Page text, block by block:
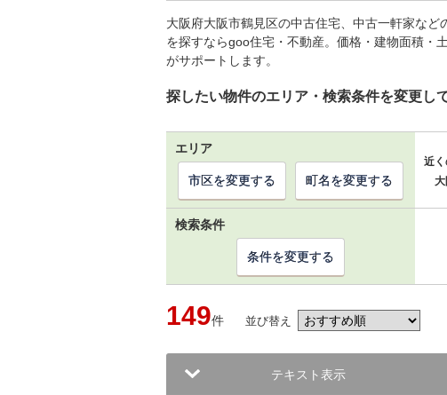
大阪府大阪市鶴見区の中古住宅、中古一軒家な
を探すならgoo住宅・不動産。価格・建物面積・
がサポートします。
探したい物件のエリア・検索条件を変更し
エリア
近
大
市区を変更する 町名を変更する
検索条件
条件を変更する
149件 並び替え
テキスト表示